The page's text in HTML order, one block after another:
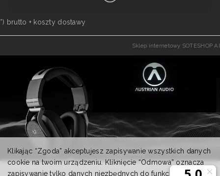
*) brutto + koszty dostawy
Sklep internetowy SOTESHOP AI
Klikając “Zgoda” akceptujesz zapisywanie wszystkich danych
cookie na twoim urządzeniu. Kliknięcie “Odmowa” oznacza
zapisywanie tylko danych niezbędnych do funkcjonowania